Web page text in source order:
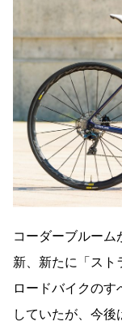
コーダーブルー
新、新たに「スト
ロードバイクの
していたが、今